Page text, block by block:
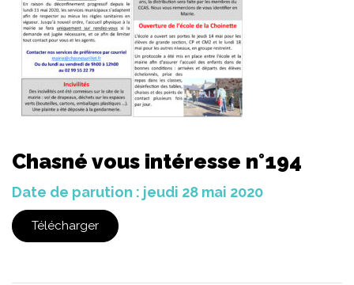
Chasné vous intéresse n°194
Date de parution : jeudi 28 mai 2020
Télécharger